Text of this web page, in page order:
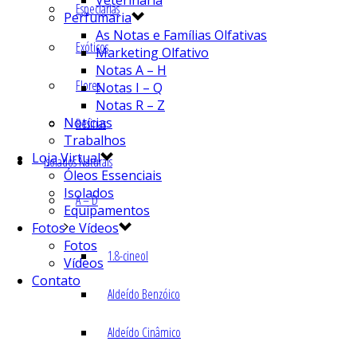
Especiarias
Exóticos
Flores
Resinas
Isolados Naturais
A – D
1.8-cineol
Aldeído Benzóico
Aldeído Cinâmico
Perfumaria
As Notas e Famílias Olfativas
Marketing Olfativo
Notas A – H
Notas I – Q
Notas R – Z
Notícias
Trabalhos
Loja Virtual
Óleos Essenciais
Isolados
Equipamentos
Fotos e Vídeos
Fotos
Vídeos
Contato